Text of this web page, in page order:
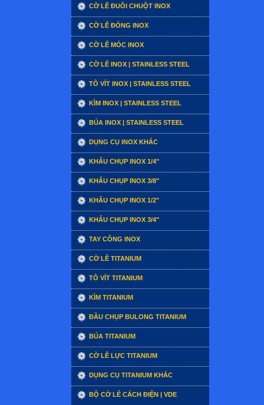
CỜ LÊ ĐUÔI CHUỘT INOX
CỜ LÊ ĐÓNG INOX
CỜ LÊ MÓC INOX
CỜ LÊ INOX | STAINLESS STEEL
TÔ VÍT INOX | STAINLESS STEEL
KÌM INOX | STAINLESS STEEL
BÚA INOX | STAINLESS STEEL
DỤNG CỤ INOX KHÁC
KHẨU CHỤP INOX 1/4"
KHẨU CHỤP INOX 3/8"
KHẨU CHỤP INOX 1/2"
KHẨU CHỤP INOX 3/4"
TAY CÔNG INOX
CỜ LÊ TITANIUM
TÔ VÍT TITANIUM
KÌM TITANIUM
ĐẦU CHỤP BULONG TITANIUM
BÚA TITANIUM
CỜ LÊ LỰC TITANIUM
DỤNG CỤ TITANIUM KHÁC
BỘ CỜ LÊ CÁCH ĐIỆN | VDE